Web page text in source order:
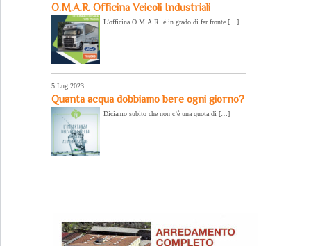
O.M.A.R. Officina Veicoli Industriali
L’officina O.M.A.R. è in grado di far fronte […]
5 Lug 2023
Quanta acqua dobbiamo bere ogni giorno?
Diciamo subito che non c’è una quota di […]